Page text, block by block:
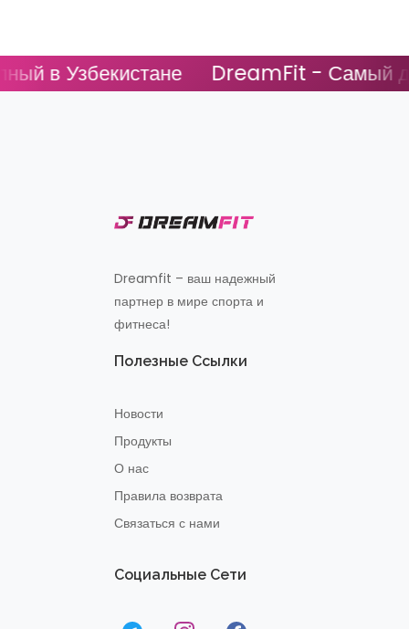
в Узбекистане DreamFit - Самый
Dreamfit – ваш надежный
партнер в мире спорта и
фитнеса!
Полезные Ссылки
Новости
Продукты
О нас
Правила возврата
Связаться с нами
Социальные Сети